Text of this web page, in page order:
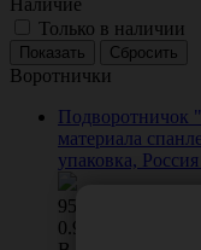
Наличие
Только в наличии
Воротнички
Подворотничок
материала
упаковка,
95.00
0.95 руб. шт